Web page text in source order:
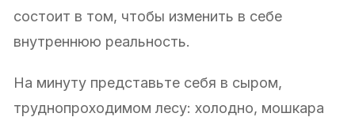
состоит в том, чтобы изменить в себе
внутреннюю реальность.
На минуту представьте себя в сыром,
труднопроходимом лесу: холодно, мошкара